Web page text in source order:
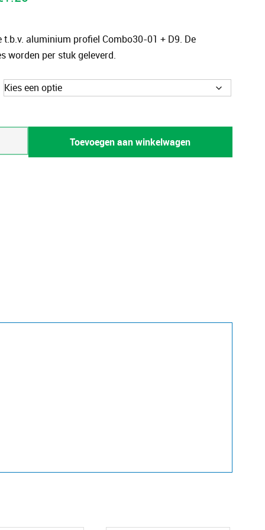
t.b.v. aluminium profiel Combo30-01 + D9. De
worden per stuk geleverd.
Toevoegen aan winkelwagen